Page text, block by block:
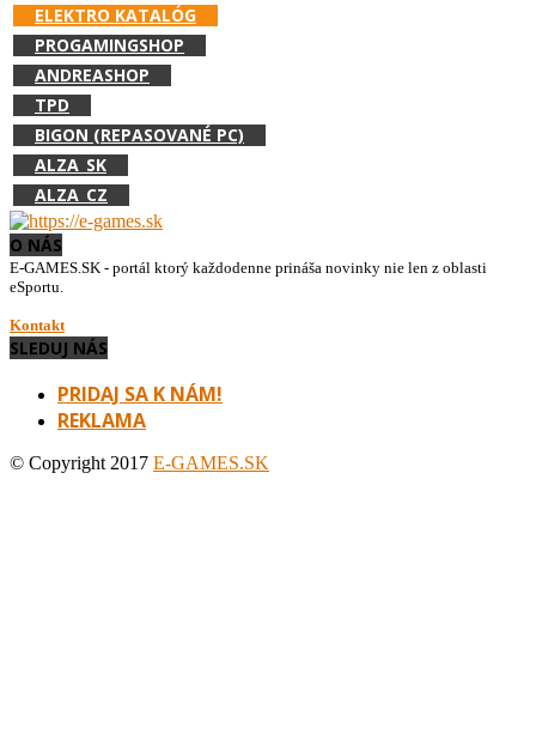
ELEKTRO KATALÓG
PROGAMINGSHOP
ANDREASHOP
TPD
BIGON (REPASOVANÉ PC)
ALZA_SK
ALZA_CZ
O NÁS
E-GAMES.SK - portál ktorý každodenne prináša novinky nie len z oblasti
eSportu.
Kontakt
SLEDUJ NÁS
PRIDAJ SA K NÁM!
REKLAMA
© Copyright 2017 E-GAMES.SK